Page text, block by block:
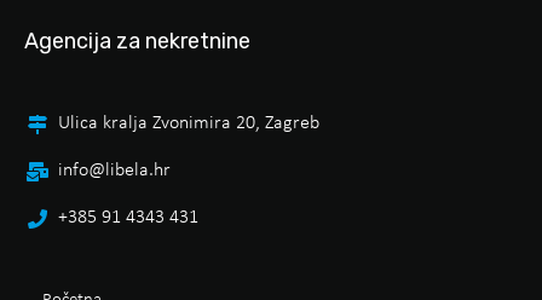
Agencija za nekretnine
Ulica kralja Zvonimira 20, Zagreb
info@libela.hr
+385 91 4343 431